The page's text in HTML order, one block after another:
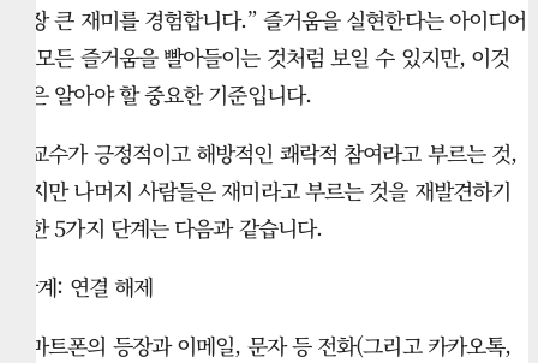
가장 큰 재미를 경험합니다.” 즐거움을 실현한다는 아이디어
가 모든 즐거움을 빨아들이는 것처럼 보일 수 있지만, 이것
들은 알아야 할 중요한 기준입니다.
오교수가 긍정적이고 해방적인 쾌락적 참여라고 부르는 것,
하지만 나머지 사람들은 재미라고 부르는 것을 재발견하기
위한 5가지 단계는 다음과 같습니다.
1단계: 연결 해제
스마트폰의 등장과 이메일, 문자 등 전화(그리고 카카오톡,